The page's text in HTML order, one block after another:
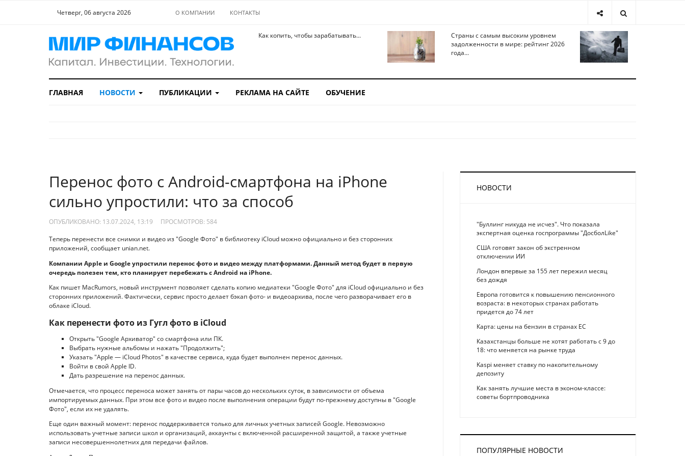
Четверг, 06 августа 2026 О КОМПАНИИ КОНТАКТЫ
Как копить, чтобы зарабатывать...
Страны с самым высоким уровнем
задолженности в мире: рейтинг 2026
года...
ГЛАВНАЯ НОВОСТИ ПУБЛИКАЦИИ РЕКЛАМА НА САЙТЕ ОБУЧЕНИЕ
Перенос фото с Android-смартфона на iPhone
сильно упростили: что за способ
ОПУБЛИКОВАНО: 13.07.2024, 13:19 ПРОСМОТРОВ: 584
Теперь перенести все снимки и видео из "Google Фото" в библиотеку iCloud можно официально и без сторонних
приложений, сообщает unian.net.
Компании Apple и Google упростили перенос фото и видео между платформами. Данный метод будет в первую
очередь полезен тем, кто планирует перебежать с Android на iPhone.
Как пишет MacRumors, новый инструмент позволяет сделать копию медиатеки "Google Фото" для iCloud официально и без
сторонних приложений. Фактически, сервис просто делает бэкап фото- и видеоархива, после чего разворачивает его в
облаке iCloud.
Как перенести фото из Гугл фото в iCloud
Открыть "Google Архиватор" со смартфона или ПК.
Выбрать нужные альбомы и нажать "Продолжить";
Указать "Apple — iCloud Photos" в качестве сервиса, куда будет выполнен перенос данных.
Войти в свой Apple ID.
Дать разрешение на перенос данных.
Отмечается, что процесс переноса может занять от пары часов до нескольких суток, в зависимости от объема
импортируемых данных. При этом все фото и видео после выполнения операции будут по-прежнему доступны в "Google
Фото", если их не удалять.
Еще один важный момент: перенос поддерживается только для личных учетных записей Google. Невозможно
использовать учетные записи школ и организаций, аккаунты с включенной расширенной защитой, а также учетные
записи несовершеннолетних для передачи файлов.
НОВОСТИ
"Буллинг никуда не исчез". Что показала
экспертная оценка госпрограммы "ДосболLike"
США готовят закон об экстренном
отключении ИИ
Лондон впервые за 155 лет пережил месяц
без дождя
Европа готовится к повышению пенсионного
возраста: в некоторых странах работать
придется до 74 лет
Карта: цены на бензин в странах ЕС
Казахстанцы больше не хотят работать с 9 до
18: что меняется на рынке труда
Kaspi меняет ставку по накопительному
депозиту
Как занять лучшие места в эконом-классе:
советы бортпроводника
ПОПУЛЯРНЫЕ НОВОСТИ